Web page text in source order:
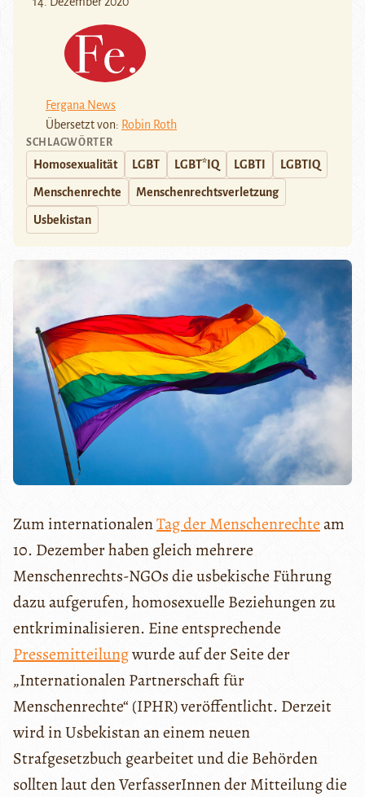
Fergana News
Übersetzt von: Robin Roth
SCHLAGWÖRTER
Homosexualität LGBT LGBT*IQ LGBTI LGBTIQ
Menschenrechte Menschenrechtsverletzung
Usbekistan
Zum internationalenTag der Menschenrechteam
10. Dezember haben gleich mehrere
Menschenrechts-NGOs die usbekische Führung
dazu aufgerufen, homosexuelle Beziehungen zu
entkriminalisieren. Eine entsprechende
Pressemitteilungwurde auf der Seite der
„Internationalen Partnerschaft für
Menschenrechte“ (IPHR) veröffentlicht. Derzeit
wird in Usbekistan an einem neuen
Strafgesetzbuch gearbeitet und die Behörden
sollten laut den VerfasserInnen der Mitteilung die